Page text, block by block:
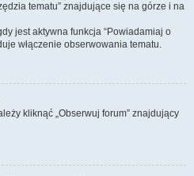
tematu” znajdujące się na górze i na
jest aktywna funkcja “Powiadamiaj o
włączenie obserwowania tematu.
kliknąć „Obserwuj forum” znajdujący